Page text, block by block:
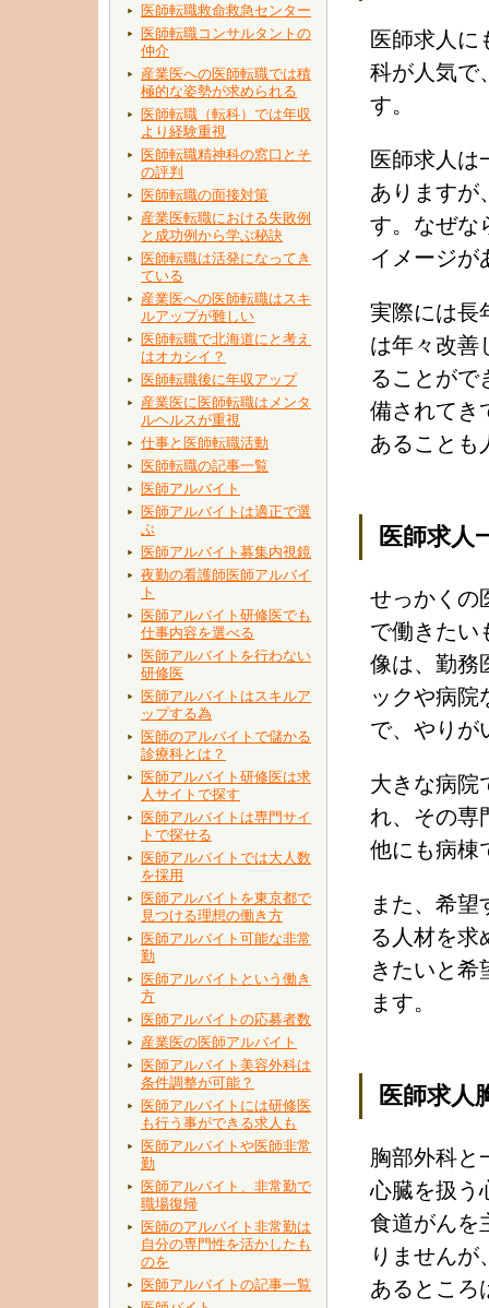
医師転職救命救急センター
医師転職コンサルタントの
仲介
産業医への医師転職では積
極的な姿勢が求められる
医師転職（転科）では年収
より経験重視
医師転職精神科の窓口とそ
の評判
医師転職の面接対策
産業医転職における失敗例
と成功例から学ぶ秘訣
医師転職は活発になってき
ている
産業医への医師転職はスキ
ルアップが難しい
医師転職で北海道にと考え
はオカシイ？
医師転職後に年収アップ
産業医に医師転職はメンタ
ルヘルスが重視
仕事と医師転職活動
医師転職の記事一覧
医師アルバイト
医師アルバイトは適正で選
ぶ
医師アルバイト募集内視鏡
夜勤の看護師医師アルバイ
ト
医師アルバイト研修医でも
仕事内容を選べる
医師アルバイトを行わない
研修医
医師アルバイトはスキルア
ップする為
医師のアルバイトで儲かる
診療科とは？
医師アルバイト研修医は求
人サイトで探す
医師アルバイトは専門サイ
トで探せる
医師アルバイトでは大人数
を採用
医師アルバイトを東京都で
見つける理想の働き方
医師アルバイト可能な非常
勤
医師アルバイトという働き
方
医師アルバイトの応募者数
産業医の医師アルバイト
医師アルバイト美容外科は
条件調整が可能？
医師アルバイトには研修医
も行う事ができる求人も
医師アルバイトや医師非常
勤
医師アルバイト、非常勤で
職場復帰
医師のアルバイト非常勤は
自分の専門性を活かしたも
のを
医師アルバイトの記事一覧
医師求人に
科が人気で
す。
医師求人は
ありますが
す。なぜな
イメージが
実際には長
は年々改善
ることがで
備されてき
あることも
医師求人
せっかくの
で働きたい
像は、勤務
ックや病院
で、やりが
大きな病院
れ、その専
他にも病棟
また、希
る人材を求
きたいと希
ます。
医師求人
胸部外科と
心臓を扱う
食道がんを
りません
あるところ